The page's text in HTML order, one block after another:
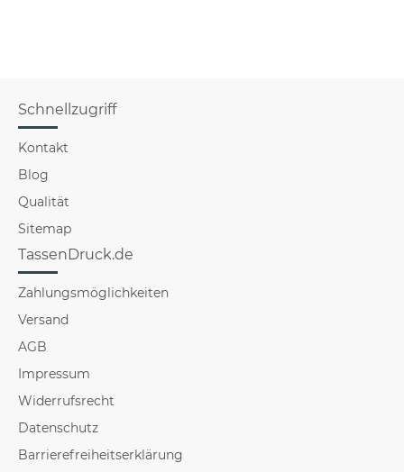
Schnellzugriff
Kontakt
Blog
Qualität
Sitemap
TassenDruck.de
Zahlungsmöglichkeiten
Versand
AGB
Impressum
Widerrufsrecht
Datenschutz
Barrierefreiheitserklärung